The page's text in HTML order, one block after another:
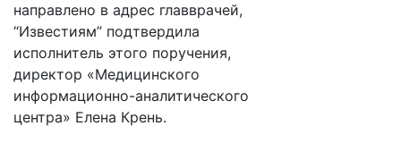
направлено в адрес главврачей,
“Известиям” подтвердила
исполнитель этого поручения,
директор «Медицинского
информационно-аналитического
центра» Елена Крень.